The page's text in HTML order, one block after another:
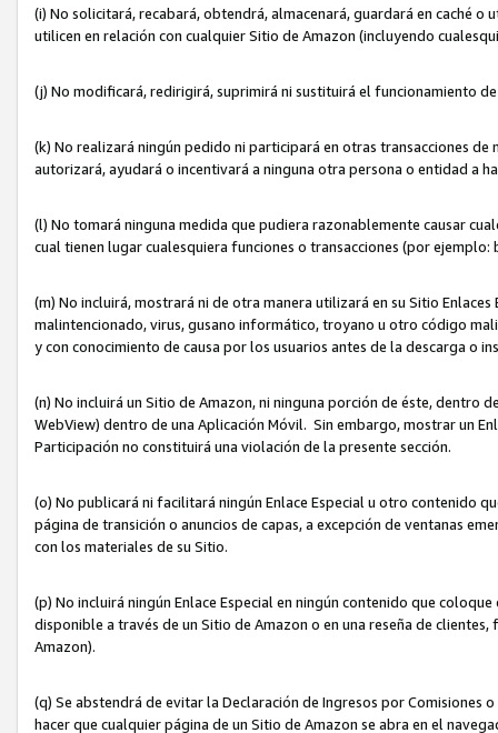
(i) No solicitará, recabará, obtendrá, almacenará, guardará en caché
utilicen en relación con cualquier Sitio de Amazon (incluyendo
(j) No modificará, redirigirá, suprimirá ni sustituirá el funcionamiento
(k) No realizará ningún pedido ni participará en otras transacciones
autorizará, ayudará o incentivará a ninguna otra persona o entidad a
(l) No tomará ninguna medida que pudiera razonablemente causar
cual tienen lugar cualesquiera funciones o transacciones (por
(m) No incluirá, mostrará ni de otra manera utilizará en su Sitio
malintencionado, virus, gusano informático, troyano u otro código
y con conocimiento de causa por los usuarios antes de la descarga
(n) No incluirá un Sitio de Amazon, ni ninguna porción de éste,
WebView) dentro de una Aplicación Móvil. Sin embargo, mostrar un
Participación no constituirá una violación de la presente sección.
(o) No publicará ni facilitará ningún Enlace Especial u otro contenido
página de transición o anuncios de capas, a excepción de ventanas
con los materiales de su Sitio.
(p) No incluirá ningún Enlace Especial en ningún contenido que
disponible a través de un Sitio de Amazon o en una reseña de
Amazon).
(q) Se abstendrá de evitar la Declaración de Ingresos por
hacer que cualquier página de un Sitio de Amazon se abra en el